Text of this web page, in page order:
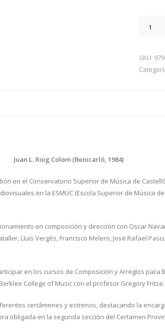
Roig,
Trombón
SKU:
Juan L. Roig Colom (Benicarló, 1984)
en el Conservatorio Superior de Música de
en la ESMUC (Escola Superior de Música de
en composición y dirección con Oscar
Lluís Vergés, Francisco Melero, José Rafael
en los cursos de Composición y Arreglos para
College of Music con el profesor Gregory Fritze.
certámenes y estrenos, destacando la
obligada en la segunda sección del Certamen